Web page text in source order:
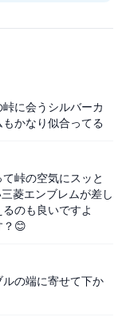
に会うシルバーカ
かなり似合ってる
峠の空気にスッと
菱エンブレムが差し
のも良いですよ
？😊
の端に寄せて下か